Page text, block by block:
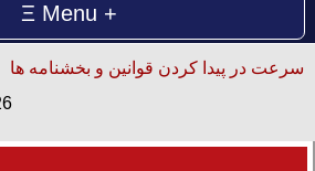
Menu
سرعت در پیدا کردن قوانین و بخشنامه ها